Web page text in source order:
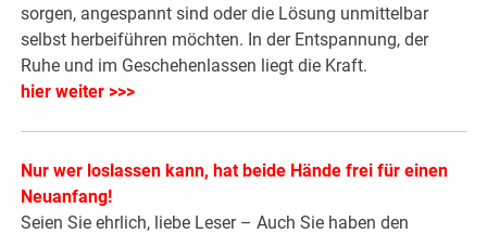
sorgen, angespannt sind oder die Lösung unmittelbar
selbst herbeiführen möchten. In der Entspannung, der
Ruhe und im Geschehenlassen liegt die Kraft.
hier weiter >>>
Nur wer loslassen kann, hat beide Hände frei für einen
Neuanfang!
Seien Sie ehrlich, liebe Leser – Auch Sie haben den